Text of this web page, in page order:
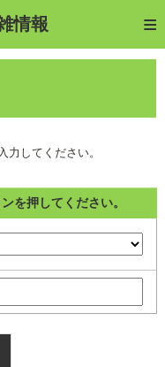
情報
してください。
を押してください。